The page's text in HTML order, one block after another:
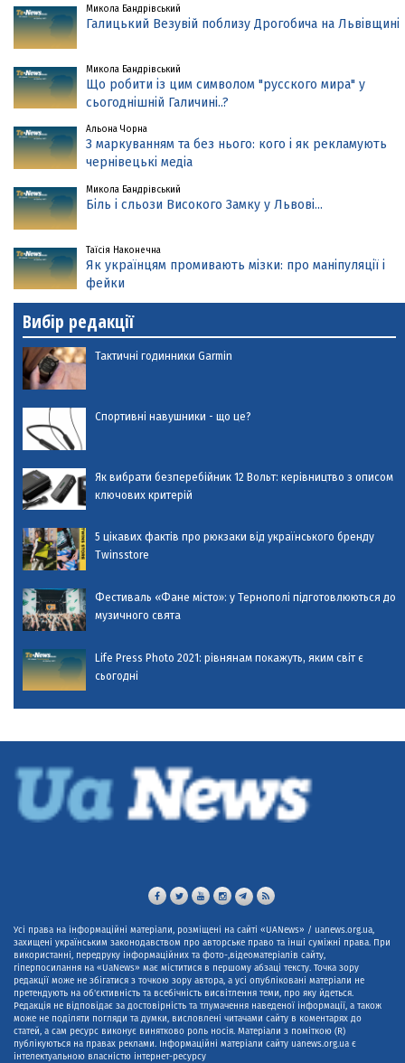
Микола Бандрівський
Галицький Везувій поблизу Дрогобича на Львівщині
Микола Бандрівський
Що робити із цим символом "русского мира" у
сьогоднішній Галичині..?
Альона Чорна
З маркуванням та без нього: кого і як рекламують
чернівецькі медіа
Микола Бандрівський
Біль і сльози Високого Замку у Львові...
Таїсія Наконечна
Як українцям промивають мізки: про маніпуляції і
фейки
Вибір редакції
Тактичні годинники Garmin
Спортивні навушники - що це?
Як вибрати безперебійник 12 Вольт: керівництво з описом
ключових критерій
5 цікавих фактів про рюкзаки від українського бренду
Twinsstore
Фестиваль «Фане місто»: у Тернополі підготовлюються до
музичного свята
Life Press Photo 2021: рівнянам покажуть, яким світ є
сьогодні
Усі права на інформаційні матеріали, розміщені на сайті «UANews» / uanews.org.ua,
захищені українським законодавством про авторське право та інші суміжні права. При
використанні, передруку інформаційних та фото-,відеоматеріалів сайту,
гіперпосилання на «UaNews» має міститися в першому абзаці тексту. Точка зору
редакції може не збігатися з точкою зору автора, а усі опубліковані матеріали не
претендують на об'єктивність та всебічність висвітлення теми, про яку йдеться.
Редакція не відповідає за достовірність та тлумачення наведеної інформації, а також
може не поділяти погляди та думки, висловлені читачами сайту в коментарях до
статей, а сам ресурс виконує винятково роль носія. Матеріали з поміткою (R)
публікуються на правах реклами. Інформаційні матеріали сайту uanews.org.ua є
інтелектуальною власністю інтернет-ресурсу